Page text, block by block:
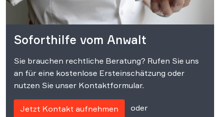
Soforthilfe vom Anwalt
Sie brauchen rechtliche Beratung? Rufen Sie uns
an für eine kostenlose Ersteinschätzung oder
nutzen Sie unser Kontaktformular.
Jetzt Kontakt aufnehmen oder